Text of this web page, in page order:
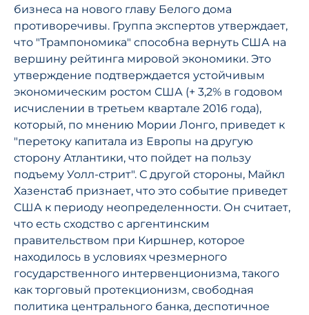
бизнеса на нового главу Белого дома
противоречивы. Группа экспертов утверждает,
что "Трампономика" способна вернуть США на
вершину рейтинга мировой экономики. Это
утверждение подтверждается устойчивым
экономическим ростом США (+ 3,2% в годовом
исчислении в третьем квартале 2016 года),
который, по мнению Мории Лонго, приведет к
"перетоку капитала из Европы на другую
сторону Атлантики, что пойдет на пользу
подъему Уолл-стрит". С другой стороны, Майкл
Хазенстаб признает, что это событие приведет
США к периоду неопределенности. Он считает,
что есть сходство с аргентинским
правительством при Киршнер, которое
находилось в условиях чрезмерного
государственного интервенционизма, такого
как торговый протекционизм, свободная
политика центрального банка, деспотичное